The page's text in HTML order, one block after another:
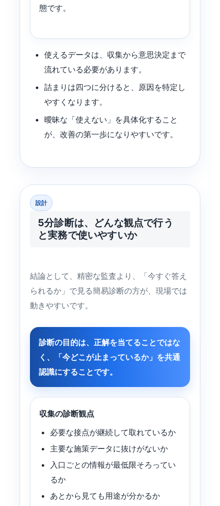
態です。
使えるデータは、収集から意思決定まで
流れている必要があります。
詰まりは四つに分けると、原因を特定し
やすくなります。
曖昧な「使えない」を具体化すること
が、改善の第一歩になりやすいです。
設計
5分診断は、どんな観点で行う
と実務で使いやすいか
結論として、精密な監査より、「今すぐ答え
られるか」で見る簡易診断の方が、現場では
動きやすいです。
診断の目的は、正解を当てることではな
く、「今どこが止まっているか」を共通
認識にすることです。
収集の診断観点
必要な接点が継続して取れているか
主要な施策データに抜けがないか
入口ごとの情報が最低限そろってい
るか
あとから見ても用途が分かるか